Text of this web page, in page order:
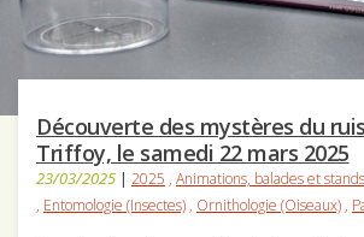
Découverte des mystères du
Triffoy, le samedi 22 mars 2025
23/03/2025 | 2025 , Animations, balades et stands
, Entomologie (Insectes), Ornithologie (Oiseaux),